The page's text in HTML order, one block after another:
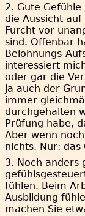
2. Gute Gefühle
die Aussicht
Furcht vor
sind. Offenbar
Belohnungs-
interessiert
oder gar die
ja auch der
immer
durchgehalten
Prüfung habe,
Aber wenn
nichts. Nur:
3. Noch anders
fühlen. Beim
Ausbildung
machen Sie